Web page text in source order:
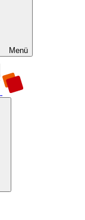
Menü